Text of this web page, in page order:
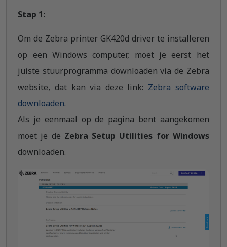
Stap 1:
Om de Zebra printer GK420d driver te installeren
op een Windows computer, moet je eerst het
juiste stuurprogramma downloaden via de Zebra
website, dat kan via deze link: Zebra software
downloaden.
Als je eenmaal op de pagina bent aangekomen
moet je de Zebra Setup Utilities for Windows
downloaden.